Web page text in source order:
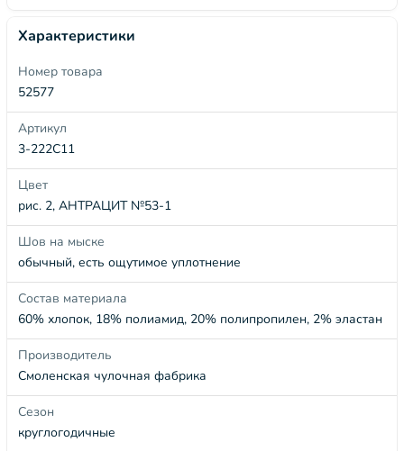
Характеристики
Номер товара
52577
Артикул
3-222С11
Цвет
рис. 2, АНТРАЦИТ №53-1
Шов на мыске
обычный, есть ощутимое уплотнение
Состав материала
60% хлопок, 18% полиамид, 20% полипропилен, 2% эластан
Производитель
Смоленская чулочная фабрика
Сезон
круглогодичные